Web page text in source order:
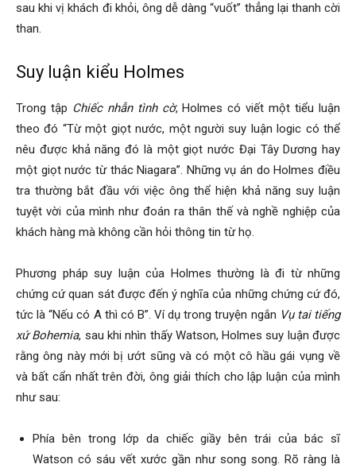
sau khi vị khách đi khỏi, ông dễ dàng “vuốt” thẳng lại thanh cời
than.
Suy luận kiểu Holmes
Trong tập Chiếc nhẫn tình cờ, Holmes có viết một tiểu luận
theo đó “Từ một giọt nước, một người suy luận logic có thể
nêu được khả năng đó là một giọt nước Đại Tây Dương hay
một giọt nước từ thác Niagara”. Những vụ án do Holmes điều
tra thường bắt đầu với việc ông thể hiện khả năng suy luận
tuyệt vời của mình như đoán ra thân thế và nghề nghiệp của
khách hàng mà không cần hỏi thông tin từ họ.
Phương pháp suy luận của Holmes thường là đi từ những
chứng cứ quan sát được đến ý nghĩa của những chứng cứ đó,
tức là “Nếu có A thì có B”. Ví dụ trong truyện ngắn Vụ tai tiếng
xứ Bohemia, sau khi nhìn thấy Watson, Holmes suy luận được
rằng ông này mới bị ướt sũng và có một cô hầu gái vụng về
và bất cẩn nhất trên đời, ông giải thích cho lập luận của mình
như sau:
Phía bên trong lớp da chiếc giầy bên trái của bác sĩ
Watson có sáu vết xước gần như song song. Rõ ràng là